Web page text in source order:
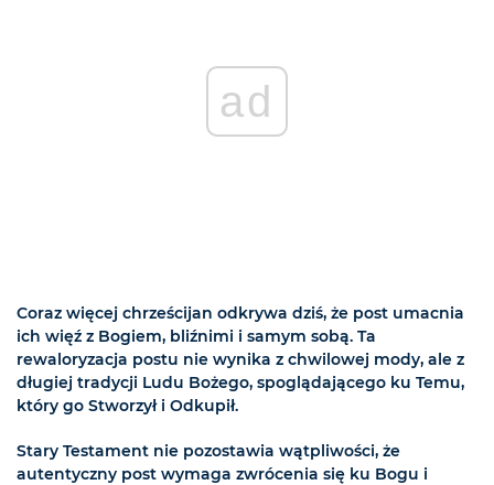
ad
Coraz więcej chrześcijan odkrywa dziś, że post umacnia
ich więź z Bogiem, bliźnimi i samym sobą. Ta
rewaloryzacja postu nie wynika z chwilowej mody, ale z
długiej tradycji Ludu Bożego, spoglądającego ku Temu,
który go Stworzył i Odkupił.
Stary Testament nie pozostawia wątpliwości, że
autentyczny post wymaga zwrócenia się ku Bogu i